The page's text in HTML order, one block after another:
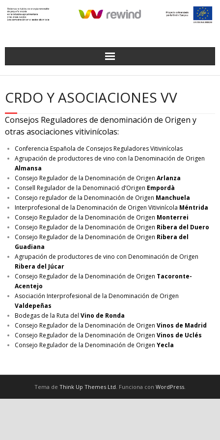
CRDO Y ASOCIACIONES VV
Consejos Reguladores de denominación de Origen y
otras asociaciones vitivinícolas:
Conferencia Española de Consejos Reguladores Vitivinícolas
Agrupación de productores de vino con la Denominación de Origen
Almansa
Consejo Regulador de la Denominación de Origen Arlanza
Consell Regulador de la Denominació d’Origen Empordà
Consejo regulador de la Denominación de Origen Manchuela
Interprofesional de la Denominación de Origen Vitivinícola Méntrida
Consejo Regulador de la Denominación de Origen Monterrei
Consejo Regulador de la Denominación de Origen Ribera del Duero
Consejo Regulador de la Denominación de Origen Ribera del
Guadiana
Agrupación de productores de vino con Denominación de Origen
Ribera del Júcar
Consejo Regulador de la Denominación de Origen Tacoronte-
Acentejo
Asociación Interprofesional de la Denominación de Origen
Valdepeñas
Bodegas de la Ruta del Vino de Ronda
Consejo Regulador de la Denominación de Origen Vinos de Madrid
Consejo Regulador de la Denominación de Origen Vinos de Uclés
Consejo Regulador de la Denominación de Origen Yecla
Tema de Think Up Themes Ltd . Funciona con WordPress